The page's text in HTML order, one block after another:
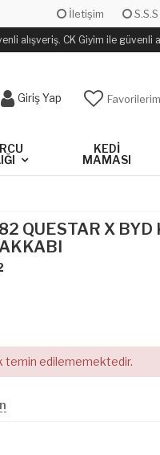
İletişim S.S.S
alışveriş. CK Giyim ile güvenli
Giriş Yap Favorilerim
KEDİ
MAMASI
QUESTAR X BYD
temin edilememektedir.